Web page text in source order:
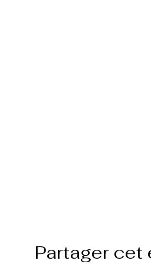
Partager cet